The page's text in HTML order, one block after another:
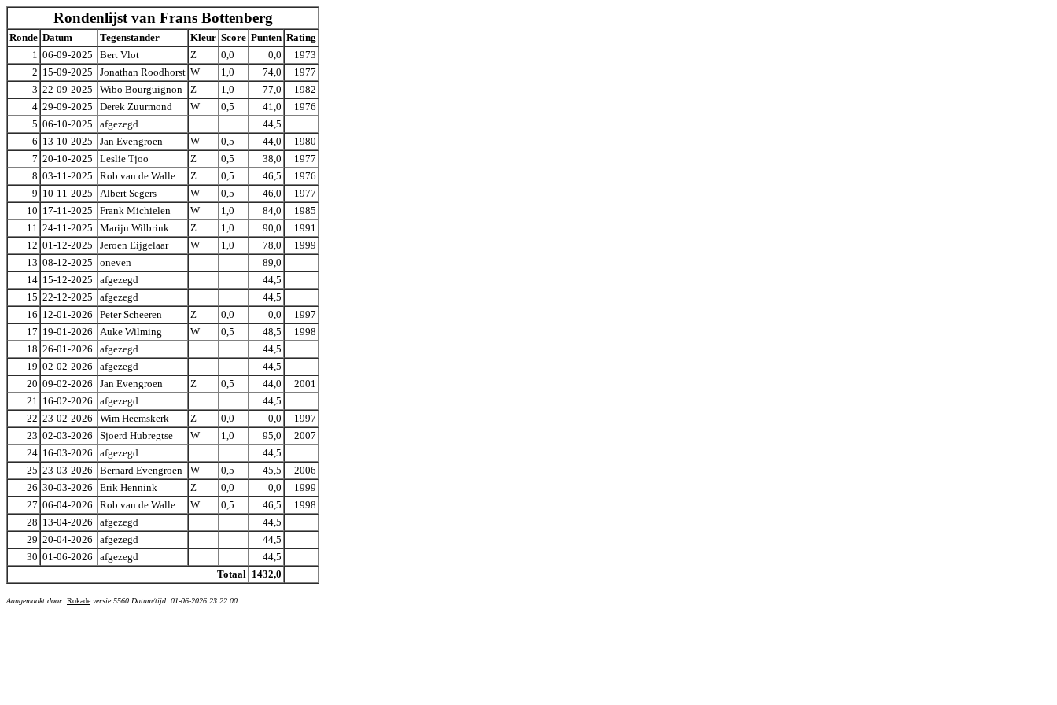
Rondenlijst van Frans Bottenberg
Ronde Datum Tegenstander Kleur Score Punten Rating
1 06-09-2025 Bert Vlot Z 0,0 0,0
1973
2 15-09-2025 Jonathan Roodhorst W 1,0 74,0
1977
3 22-09-2025 Wibo Bourguignon Z 1,0 77,0
1982
4 29-09-2025 Derek Zuurmond W 0,5 41,0
1976
5 06-10-2025 afgezegd
44,5
6 13-10-2025 Jan Evengroen W 0,5 44,0
1980
7 20-10-2025 Leslie Tjoo Z 0,5 38,0
1977
8 03-11-2025 Rob van de Walle Z 0,5 46,5
1976
9 10-11-2025 Albert Segers W 0,5 46,0
1977
10 17-11-2025 Frank Michielen W 1,0 84,0
1985
11 24-11-2025 Marijn Wilbrink Z 1,0 90,0
1991
12 01-12-2025 Jeroen Eijgelaar W 1,0 78,0
1999
13 08-12-2025 oneven
89,0
14 15-12-2025 afgezegd
44,5
15 22-12-2025 afgezegd
44,5
16 12-01-2026 Peter Scheeren Z 0,0 0,0
1997
17 19-01-2026 Auke Wilming W 0,5 48,5
1998
18 26-01-2026 afgezegd
44,5
19 02-02-2026 afgezegd
44,5
20 09-02-2026 Jan Evengroen Z 0,5 44,0
2001
21 16-02-2026 afgezegd
44,5
22 23-02-2026 Wim Heemskerk Z 0,0 0,0
1997
23 02-03-2026 Sjoerd Hubregtse W 1,0 95,0
2007
24 16-03-2026 afgezegd
44,5
25 23-03-2026 Bernard Evengroen W 0,5 45,5
2006
26 30-03-2026 Erik Hennink Z 0,0 0,0
1999
27 06-04-2026 Rob van de Walle W 0,5 46,5
1998
28 13-04-2026 afgezegd
44,5
29 20-04-2026 afgezegd
44,5
30 01-06-2026 afgezegd
44,5
Totaal 1432,0
Aangemaakt door: Rokade versie 5560 Datum/tijd: 01-06-2026 23:22:00